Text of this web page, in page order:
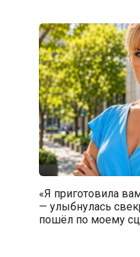
«Я приготовила
— улыбнулась
пошёл по моему